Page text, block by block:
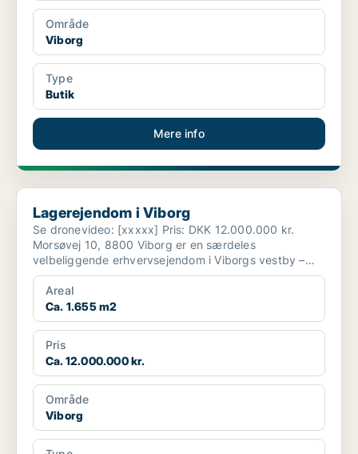
Område
Viborg
Type
Butik
Mere info
Lagerejendom i Viborg
Lagerejendom i Viborg
Se dronevideo: [xxxxx] Pris: DKK 12.000.000 kr.
Morsøvej 10, 8800 Viborg er en særdeles
velbeliggende erhvervsejendom i Viborgs vestby –
strategisk pla...
Areal
Ca. 1.655 m2
Pris
Ca. 12.000.000 kr.
Område
Viborg